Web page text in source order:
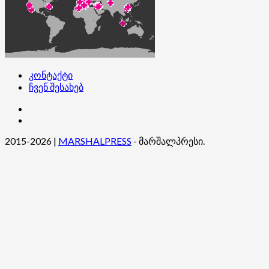
კონტაქტი
ჩვენ შესახებ
2015-2026 | MARSHALPRESS - მარშალპრესი.